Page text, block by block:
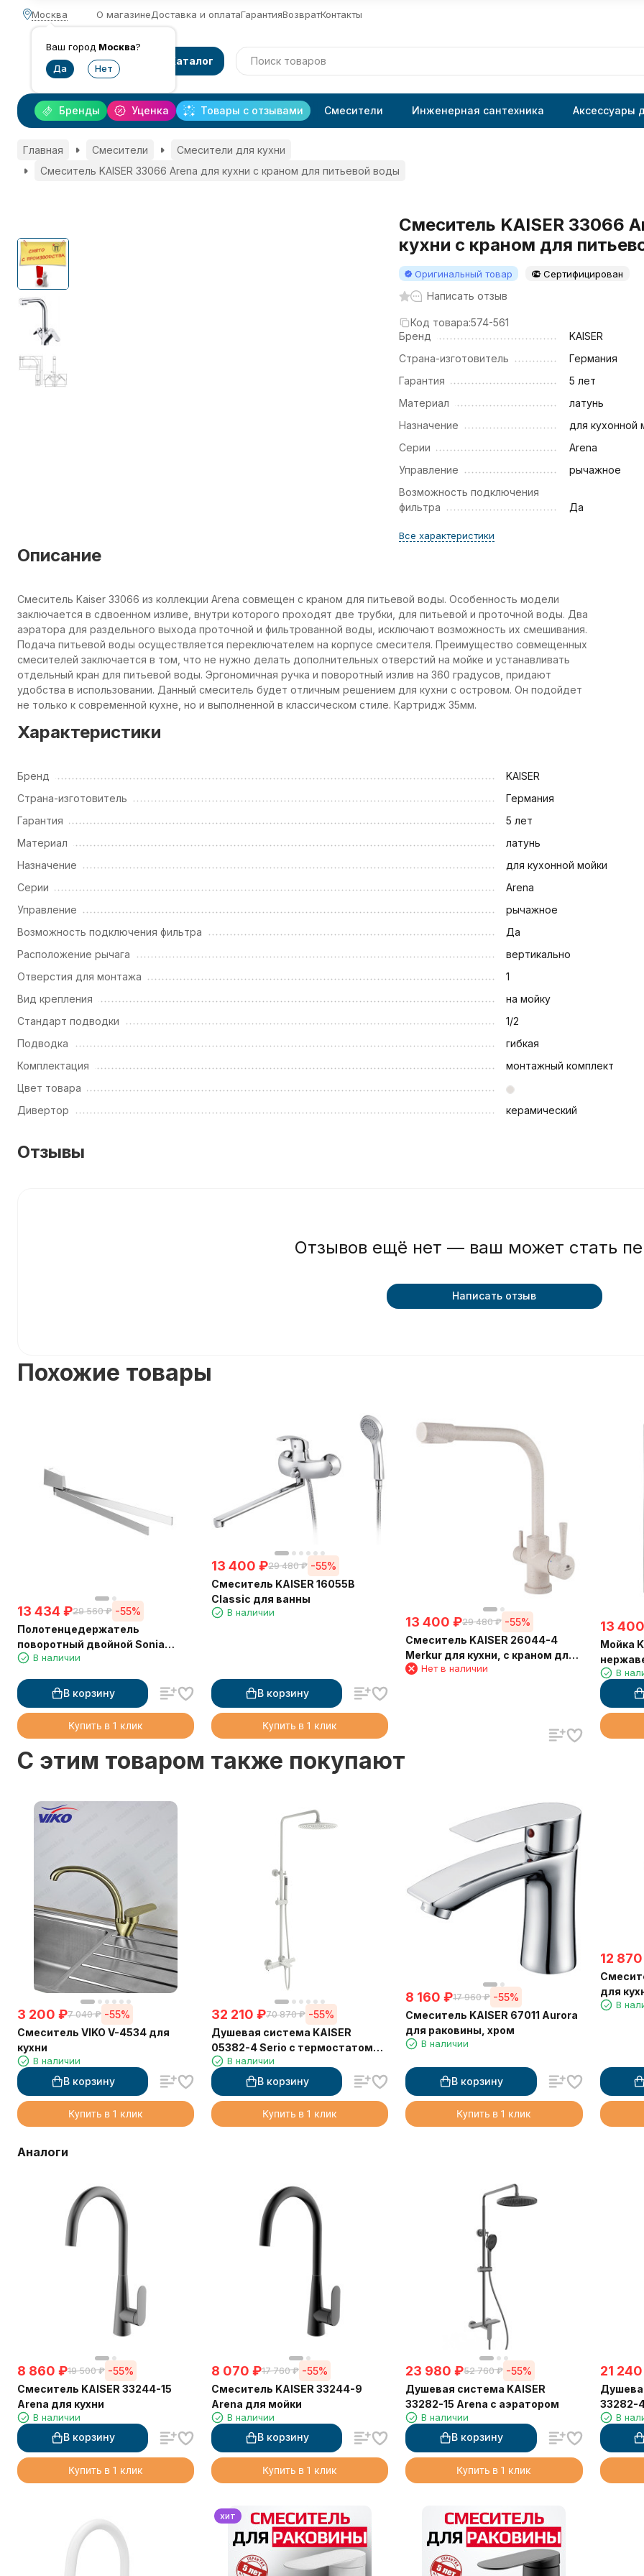
Москва
Ваш город Москва?
О магазинеДоставка и оплатаГарантияВозвратКонтакты
Каталог
Уценка Товары с отзывами
Бренды Смесители Инженерная сантехника Аксессуары
Главная Смесители
Смесители для кухни
Смеситель KAISER 33066 Arena для кухни с краном для питьевой воды
Смеситель KAISER 33066
кухни с краном для
Оригинальный товар Сертифицирован
Написать отзыв
Код товара:574-561
Бренд
KAISER
Страна-изготовитель
Германия
Гарантия
5 лет
Материал
латунь
Назначение
для кухонной
Серии
Arena
Управление
рычажное
Возможность подключения
фильтра
Да
Все характеристики
Описание
Смеситель Kaiser 33066 из коллекции Arena совмещен с краном для питьевой воды. Особенность модели
заключается в сдвоенном изливе, внутри которого проходят две трубки, для питьевой и проточной воды. Два
аэратора для раздельного выхода проточной и фильтрованной воды, исключают возможность их смешивания.
Подача питьевой воды осуществляется переключателем на корпусе смесителя. Преимущество совмещенных
смесителей заключается в том, что не нужно делать дополнительных отверстий на мойке и устанавливать
отдельный кран для питьевой воды. Эргономичная ручка и поворотный излив на 360 градусов, придают
удобства в использовании. Данный смеситель будет отличным решением для кухни с островом. Он подойдет
не только к современной кухне, но и выполненной в классическом стиле. Картридж 35мм.
Характеристики
Бренд
KAISER
Страна-изготовитель
Германия
Гарантия
5 лет
Материал
латунь
Назначение
для кухонной мойки
Серии
Arena
Управление
рычажное
Возможность подключения фильтра
Да
Расположение рычага
вертикально
Отверстия для монтажа
1
Вид крепления
на мойку
Стандарт подводки
1/2
Подводка
гибкая
Комплектация
монтажный комплект
Цвет товара
Дивертор
керамический
Отзывы
Отзывов ещё нет — ваш может стать
Написать отзыв
Похожие товары
13 434 ₽29 560 ₽ -55%
Полотенцедержатель
поворотный двойной Sonia
156146
В наличии
В корзину
Купить в 1 клик
13 400 ₽29 480 ₽ -55%
Смеситель KAISER 16055B
Classic для ванны
В наличии
В корзину
Купить в 1 клик
13 400 ₽29 480 ₽ -55%
Смеситель KAISER 26044-4
Merkur для кухни, с краном для
питьевой воды, песочный
Нет в наличии
13 400
Мойка
В
C этим товаром также покупают
3 200 ₽7 040 ₽ -55%
Смеситель VIKO V-4534 для
кухни
В наличии
В корзину
Купить в 1 клик
32 210 ₽70 870 ₽ -55%
Душевая система KAISER
05382-4 Serio с термостатом
6282В наличии
В корзину
Купить в 1 клик
8 160 ₽17 960 ₽ -55%
Смеситель KAISER 67011 Aurora
для раковины, хром
В наличии
В корзину
Купить в 1 клик
12 870
для
В
Аналоги
8 860 ₽19 500 ₽ -55%
Смеситель KAISER 33244-15
Arena для кухни
В наличии
В корзину
Купить в 1 клик
8 070 ₽17 760 ₽ -55%
Смеситель KAISER 33244-9
Arena для мойки
В наличии
В корзину
Купить в 1 клик
23 980 ₽52 760 ₽ -55%
Душевая система KAISER
33282-15 Arena с аэратором
В наличии
В корзину
Купить в 1 клик
21 240
33282-
В
хит